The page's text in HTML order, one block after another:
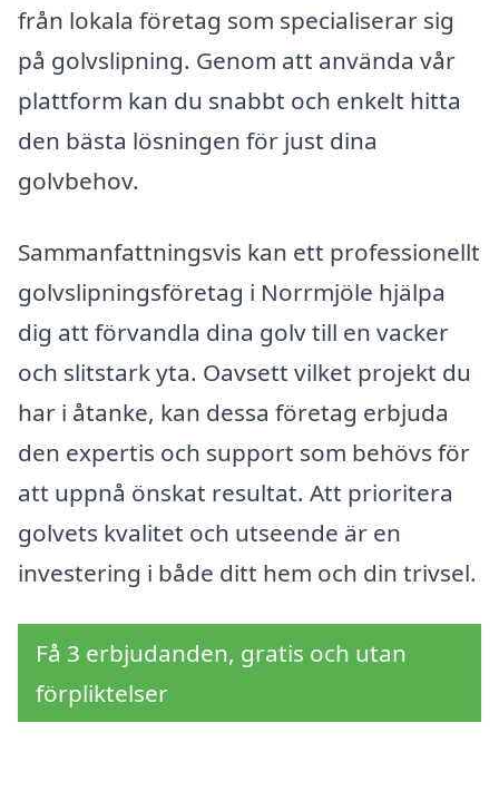
från lokala företag som specialiserar sig
på golvslipning. Genom att använda vår
plattform kan du snabbt och enkelt hitta
den bästa lösningen för just dina
golvbehov.
Sammanfattningsvis kan ett professionellt
golvslipningsföretag i Norrmjöle hjälpa
dig att förvandla dina golv till en vacker
och slitstark yta. Oavsett vilket projekt du
har i åtanke, kan dessa företag erbjuda
den expertis och support som behövs för
att uppnå önskat resultat. Att prioritera
golvets kvalitet och utseende är en
investering i både ditt hem och din trivsel.
Få 3 erbjudanden, gratis och utan
förpliktelser